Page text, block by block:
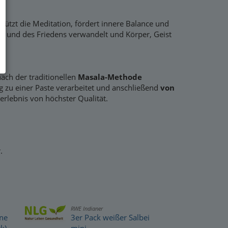
die Meditation, fördert innere Balance und
und des Friedens verwandelt und Körper, Geist
der traditionellen Masala-Methode
einer Paste verarbeitet und anschließend von
von höchster Qualität.
RWE Indianer
3er Pack weißer Salbei